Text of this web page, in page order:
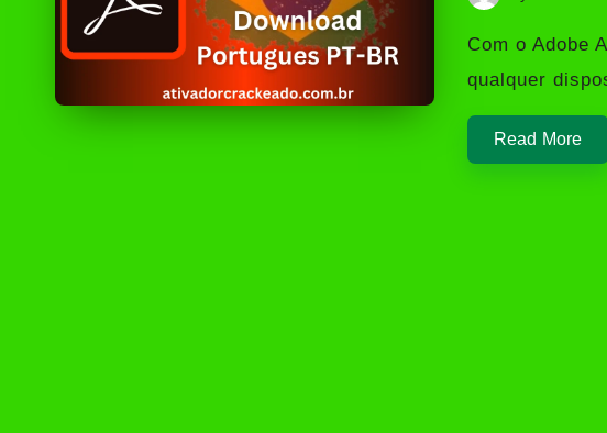
Posted
Com o Adobe
qualquer
Read More